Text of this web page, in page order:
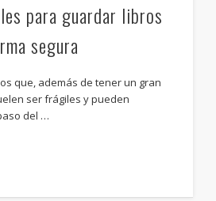
para guardar libros
segura
que, además de tener un gran
ser frágiles y pueden
del …